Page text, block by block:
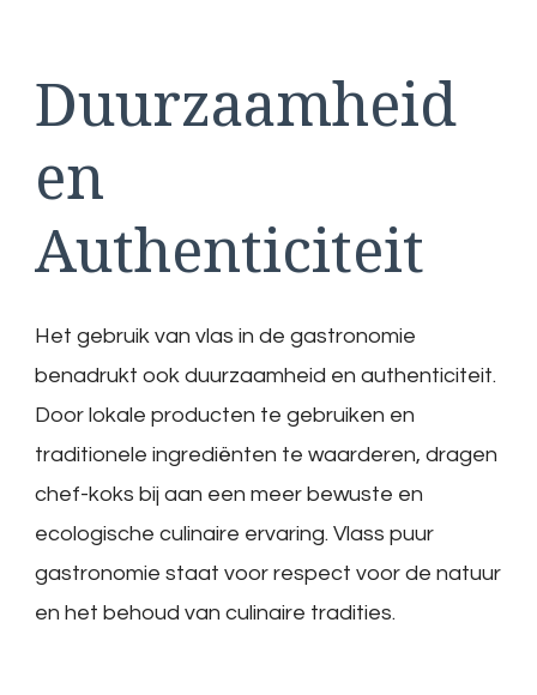
Duurzaamheid
en
Authenticiteit
Het gebruik van vlas in de gastronomie
benadrukt ook duurzaamheid en authenticiteit.
Door lokale producten te gebruiken en
traditionele ingrediënten te waarderen, dragen
chef-koks bij aan een meer bewuste en
ecologische culinaire ervaring. Vlass puur
gastronomie staat voor respect voor de natuur
en het behoud van culinaire tradities.